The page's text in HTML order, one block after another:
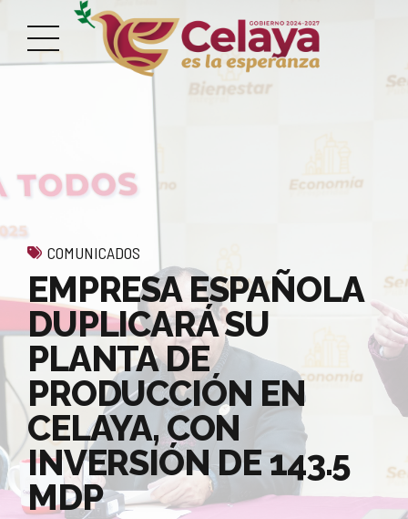
COMUNICADOS
EMPRESA ESPAÑOLA
DUPLICARÁ SU
PLANTA DE
PRODUCCIÓN EN
CELAYA, CON
INVERSIÓN DE 143.5
MDP